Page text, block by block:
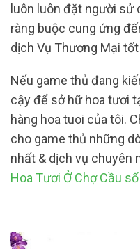
luôn luôn đặt người sử
ràng buộc cung ứng
dịch Vụ Thương Mại
Nếu game thủ đang
cậy để sở hữ hoa tươi
hàng hoa tuoi của tôi.
cho game thủ những
nhất & dịch vụ chuyên
Hoa Tươi Ở Chợ Cầu